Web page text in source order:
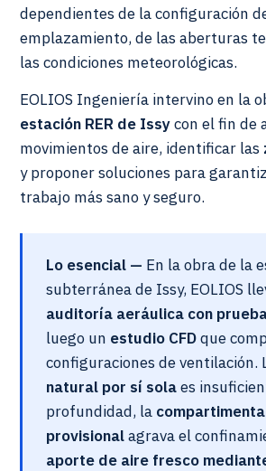
dependientes de la configuración
emplazamiento, de las aberturas
las condiciones meteorológicas.
EOLIOS Ingeniería intervino en la
estación RER de Issycon el fin de
movimientos de aire, identificar las
y proponer soluciones para
trabajo más sano y seguro.
Lo esencial — En la obra de la
subterránea de Issy, EOLIOS
auditoría aeráulica con
luego un estudio CFDque
configuraciones de ventilación.
natural por sí solaes
profundidad, la
provisionalagrava el
aporte de aire fresco